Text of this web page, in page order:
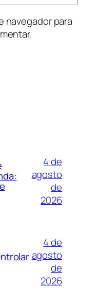
navegador para
4 de
agosto
de
2026
4 de
agosto
de
2026